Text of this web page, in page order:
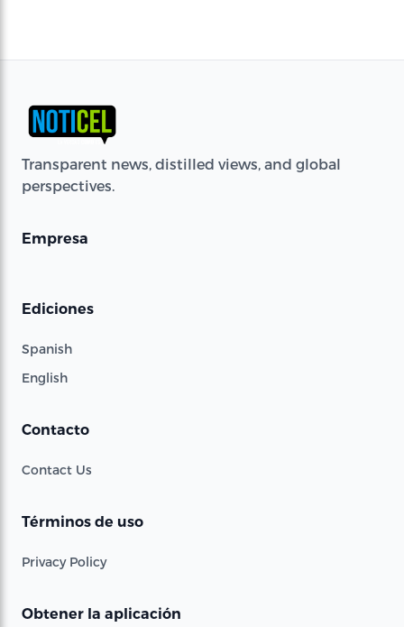
Transparent news, distilled views, and global
perspectives.
Empresa
Ediciones
Spanish
English
Contacto
Contact Us
Términos de uso
Privacy Policy
Obtener la aplicación